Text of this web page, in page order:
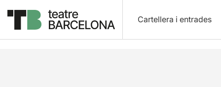
Cartellera i entrades